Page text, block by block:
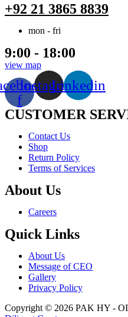
+92 21 3865 8839
mon - fri
9:00 - 18:00
view map
f
InstagramLinkedin
CUSTOMER
Menu
Contact Us
Shop
Return Policy
Terms of Services
About Us
Menu Careers
Quick Links
Menu
About Us
Message of CEO
Gallery
Privacy Policy
Copyright © 2026 PAK HY -